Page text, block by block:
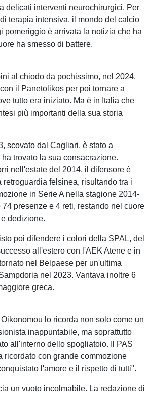
delicati interventi neurochirurgici. Per
terapia intensiva, il mondo del calcio
pomeriggio è arrivata la notizia che ha
ha smesso di battere.
al chiodo da pochissimo, nel 2024,
il Panetolikos per poi tornare a
tutto era iniziato. Ma è in Italia che
più importanti della sua storia
scovato dal Cagliari, è stato a
trovato la sua consacrazione.
nell'estate del 2014, il difensore è
felsinea, risultando tra i
in Serie A nella stagione 2014-
presenze e 4 reti, restando nel cuore
dedizione.
poi difendere i colori della SPAL, del
all'estero con l'AEK Atene e in
nel Belpaese per un'ultima
nel 2023. Vantava inoltre 6
greca.
lo ricorda non solo come un
inappuntabile, ma soprattutto
all'interno dello spogliatoio. Il PAS
ricordato con grande commozione
l'amore e il rispetto di tutti".
un vuoto incolmabile. La redazione di